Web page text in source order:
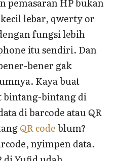
pemasaran HP bukan
lebar, qwerty or
fungsi lebih
itu sendiri. Dan
bener gak
Kaya buat
bintang-bintang di
di barcode atau QR
QR codeblum?
nyimpen data.